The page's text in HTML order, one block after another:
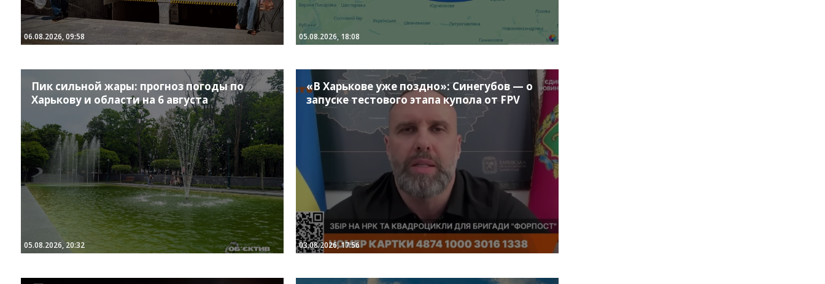
06.08.2026, 09:58 05.08.2026, 18:08
Пик сильной жары: прогноз погоды по
Харькову и области на 6 августа
05.08.2026, 20:32
«В Харькове уже поздно»: Синегубов — о
запуске тестового этапа купола от FPV
03.08.2026, 17:56